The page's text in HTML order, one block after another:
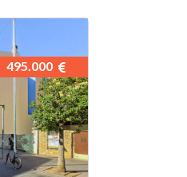
495.000